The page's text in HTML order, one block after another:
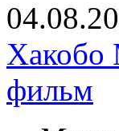
Хакобо
фильм